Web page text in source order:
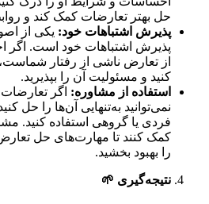
حل بهتر تعارضات کمک کند و
پذیرش اشتباهات خود: یکی از
پذیرش اشتباهات خود است.
از تعارض ناشی از رفتار
کنید و مسئولیت آن را بپذیرید.
استفاده از مشاوره: اگر
نمی‌توانید به‌تنهایی آن‌ها را حل
فردی یا گروهی استفاده کنید.
کمک کنند تا مهارت‌های حل تعارض
را بهبود بخشید.
نتیجه‌گیری 🌱